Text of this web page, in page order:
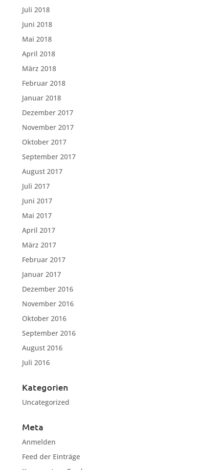
Juli 2018
Juni 2018
Mai 2018
April 2018
März 2018
Februar 2018
Januar 2018
Dezember 2017
November 2017
Oktober 2017
September 2017
August 2017
Juli 2017
Juni 2017
Mai 2017
April 2017
März 2017
Februar 2017
Januar 2017
Dezember 2016
November 2016
Oktober 2016
September 2016
August 2016
Juli 2016
Kategorien
Uncategorized
Meta
Anmelden
Feed der Einträge